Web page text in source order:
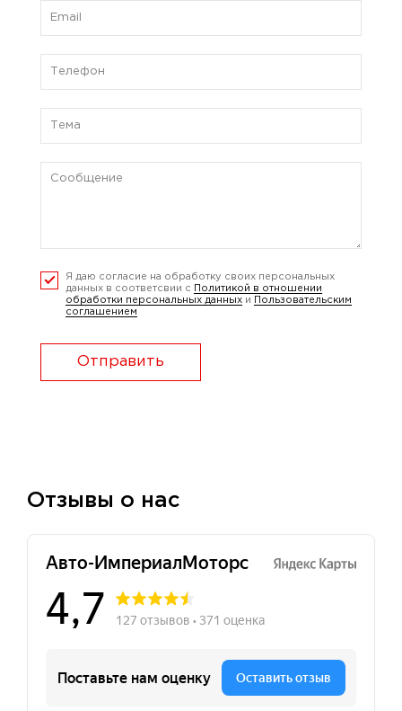
Я даю согласие на обработку своих персональных
данных в соответсвии с
Политикой в отношении
обработки персональных данных и
Пользовательским
соглашением
Отправить
Отзывы о нас